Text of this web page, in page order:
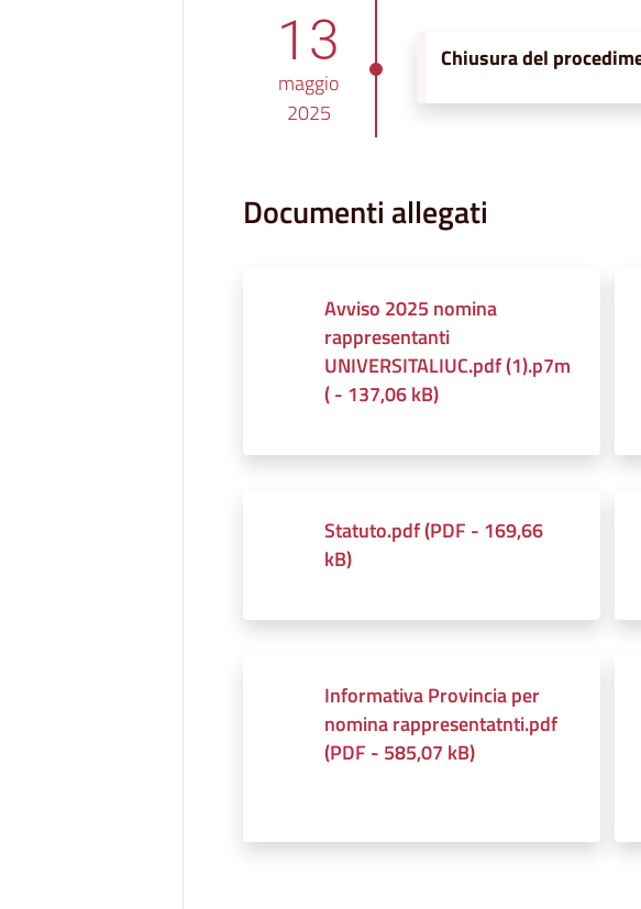
13
maggio
2025
Chiusura del
Documenti allegati
Avviso 2025 nomina
rappresentanti
UNIVERSITALIUC.pdf (1).p7m
(- 137,06 kB)
Statuto.pdf(PDF - 169,66
kB)
Informativa Provincia per
nomina rappresentatnti.pdf
(PDF - 585,07 kB)